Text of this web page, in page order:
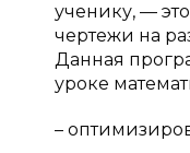
ученику, —
чертежи на
Данная
уроке
–